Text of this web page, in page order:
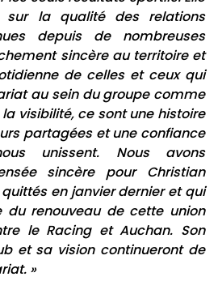
sur la qualité des relations
depuis de nombreuses
sincère au territoire et
de celles et ceux qui
au sein du groupe comme
visibilité, ce sont une histoire
partagées et une confiance
unissent. Nous avons
sincère pour Christian
en janvier dernier et qui
du renouveau de cette union
le Racing et Auchan. Son
et sa vision continueront de
»